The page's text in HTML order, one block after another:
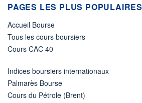
PAGES LES PLUS POPULAIRES
Accueil Bourse
Tous les cours boursiers
Cours CAC 40
Indices boursiers internationaux
Palmarès Bourse
Cours du Pétrole (Brent)